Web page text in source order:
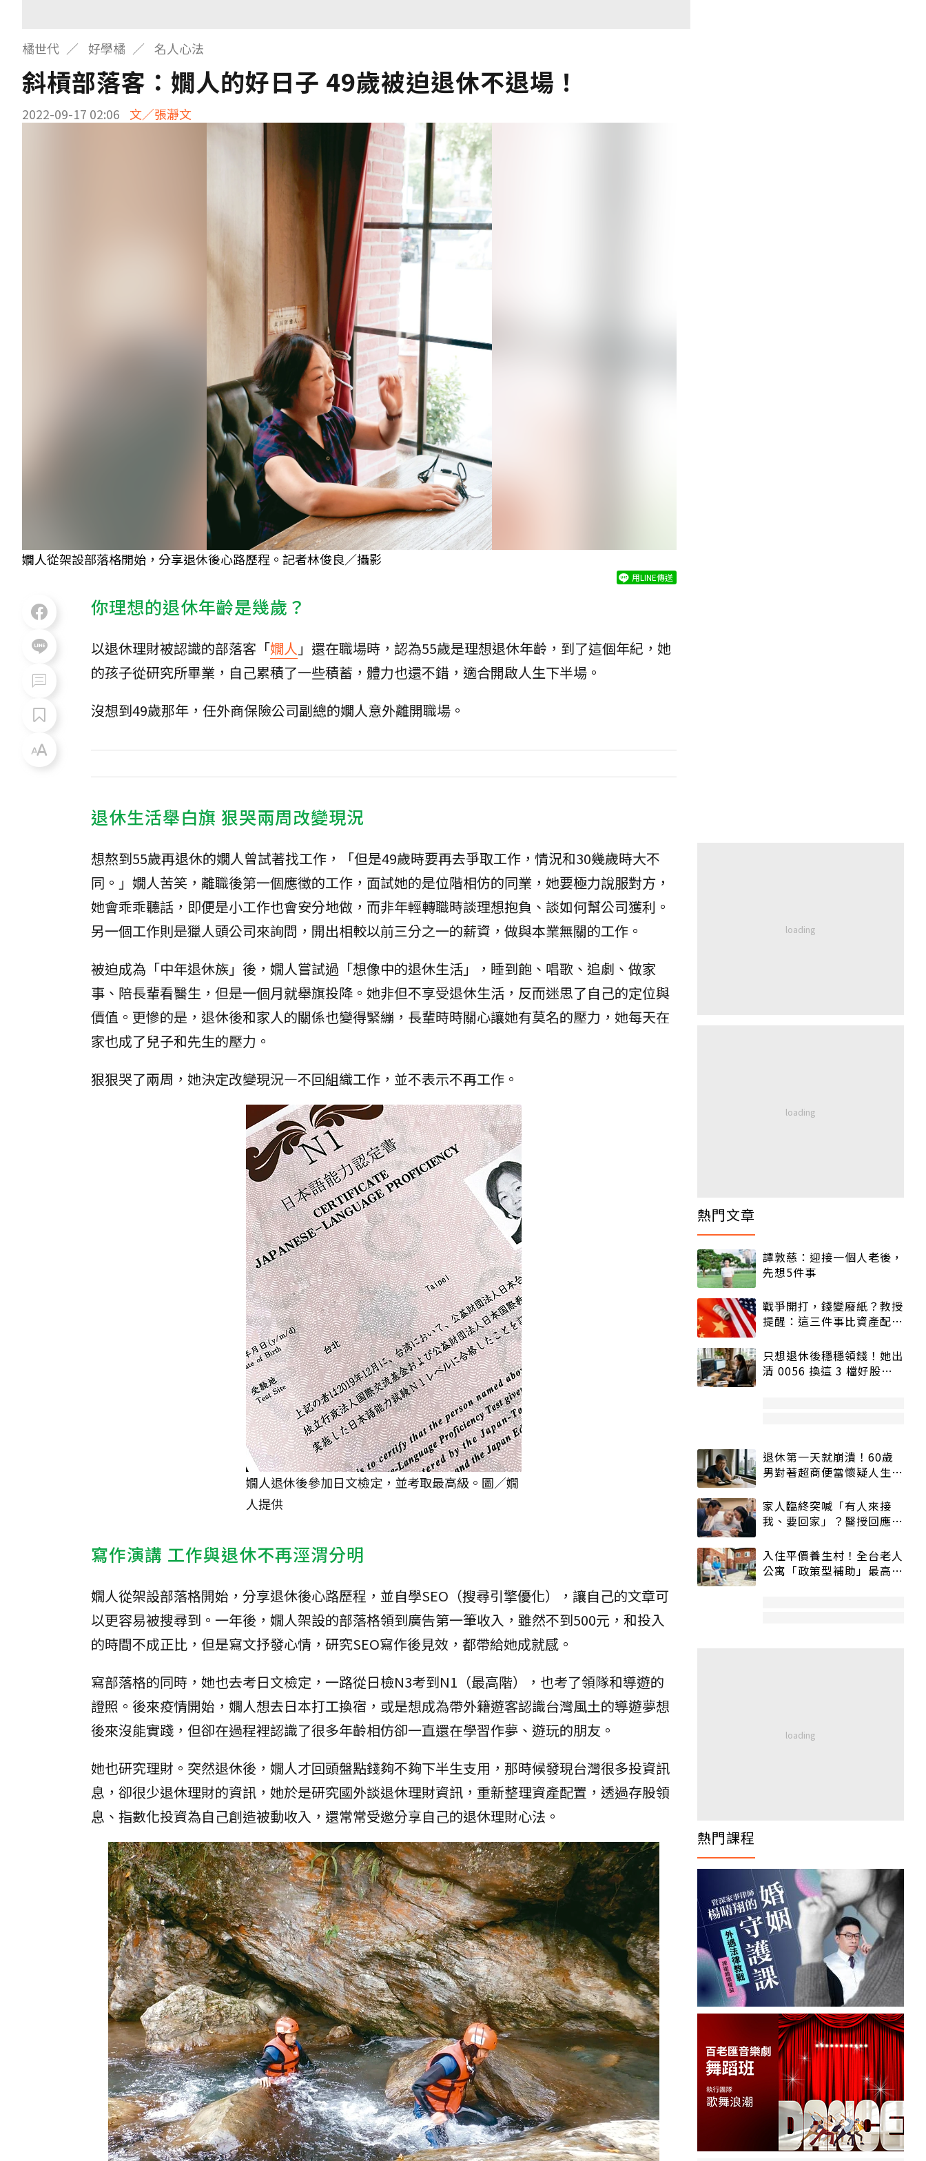
橘世代 好學橘 名人心法
斜槓部落客：嫺人的好日子 49歲被迫退休不退場！
2022-09-17 02:06 文／張瀞文
嫺人從架設部落格開始，分享退休後心路歷程。記者林俊良／攝影
用LINE傳送
你理想的退休年齡是幾歲？
以退休理財被認識的部落客「嫺人 」還在職場時，認為55歲是理想退休年齡，到了這個年紀，她
的孩子從研究所畢業，自己累積了一些積蓄，體力也還不錯，適合開啟人生下半場。
沒想到49歲那年，任外商保險公司副總的嫺人意外離開職場。
退休生活舉白旗 狠哭兩周改變現況
想熬到55歲再退休的嫺人曾試著找工作，「但是49歲時要再去爭取工作，情況和30幾歲時大不
同。」嫺人苦笑，離職後第一個應徵的工作，面試她的是位階相仿的同業，她要極力說服對方，
她會乖乖聽話，即便是小工作也會安分地做，而非年輕轉職時談理想抱負、談如何幫公司獲利。
另一個工作則是獵人頭公司來詢問，開出相較以前三分之一的薪資，做與本業無關的工作。
被迫成為「中年退休族」後，嫺人嘗試過「想像中的退休生活」，睡到飽、唱歌、追劇、做家
事、陪長輩看醫生，但是一個月就舉旗投降。她非但不享受退休生活，反而迷思了自己的定位與
價值。更慘的是，退休後和家人的關係也變得緊繃，長輩時時關心讓她有莫名的壓力，她每天在
家也成了兒子和先生的壓力。
狠狠哭了兩周，她決定改變現況—不回組織工作，並不表示不再工作。
嫺人退休後參加日文檢定，並考取最高級。圖／嫺
人提供
寫作演講 工作與退休不再涇渭分明
嫺人從架設部落格開始，分享退休後心路歷程，並自學SEO（搜尋引擎優化），讓自己的文章可
以更容易被搜尋到。一年後，嫺人架設的部落格領到廣告第一筆收入，雖然不到500元，和投入
的時間不成正比，但是寫文抒發心情，研究SEO寫作後見效，都帶給她成就感。
寫部落格的同時，她也去考日文檢定，一路從日檢N3考到N1（最高階），也考了領隊和導遊的
證照。後來疫情開始，嫺人想去日本打工換宿，或是想成為帶外籍遊客認識台灣風土的導遊夢想
後來沒能實踐，但卻在過程裡認識了很多年齡相仿卻一直還在學習作夢、遊玩的朋友。
她也研究理財。突然退休後，嫺人才回頭盤點錢夠不夠下半生支用，那時候發現台灣很多投資訊
息，卻很少退休理財的資訊，她於是研究國外談退休理財資訊，重新整理資產配置，透過存股領
息、指數化投資為自己創造被動收入，還常常受邀分享自己的退休理財心法。
熱門文章
譚敦慈：迎接一個人老後，
先想5件事
戰爭開打，錢變廢紙？教授
提醒：這三件事比資產配置
只想退休後穩穩領錢！她出
清 0056 換這 3 檔好股：
退休第一天就崩潰！60歲
男對著超商便當懷疑人生
家人臨終突喊「有人來接
我、要回家」？醫授回應方
入住平價養生村！全台老人
公寓「政策型補助」最高打
熱門課程